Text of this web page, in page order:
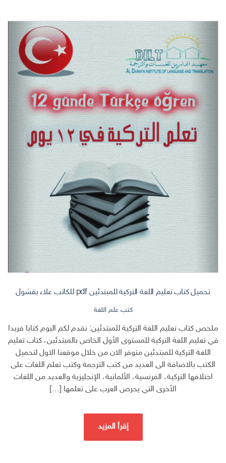
تحميل كتاب تعليم اللغة التركية للمبتدئين pdf للكاتب علاء بقشول
كتب علم اللغة
ملخص كتاب تعليم اللغة التركية للمبتدئين: نقدم لكم اليوم كتابا فريدا
في تعليم اللغة التركية للمستوى الأول الخاص بالمبتدئين، كتاب تعليم
اللغة التركية للمبتدئين متوفر الان من خلال موقعنا الاول لتحميل
الكتب بالاضافة الى العديد من كتب الترجمة وكتب تعلم اللغات على
اختلافها التركية، الفرنسية، الألمانية، الإنجليزية والعديد من اللغات
الأخرى التي يحرص العرب على تعلمها […]
إقرأ المزيد